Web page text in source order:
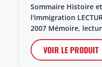
Sommaire Histoire
l'immigration
2007 Mémoire,
VOIR LE PRODUIT